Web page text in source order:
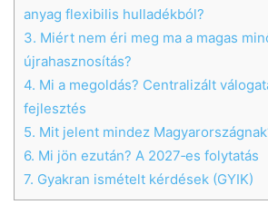
anyag flexibilis hulladékból?
3. Miért nem éri meg ma a magas
újrahasznosítás?
4. Mi a megoldás? Centralizált
fejlesztés
5. Mit jelent mindez
6. Mi jön ezután? A 2027‑es folytatás
7. Gyakran ismételt kérdések (GYIK)